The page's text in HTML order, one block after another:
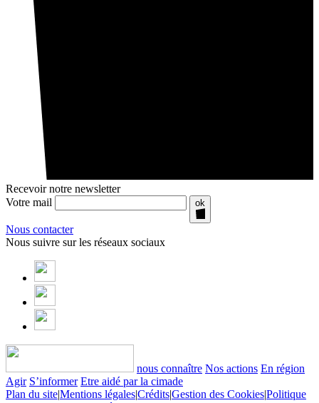
Recevoir notre newsletter
Votre mail
ok
Nous contacter
Nous suivre sur les réseaux sociaux
nous connaître Nos actions En région
Agir S’informer Etre aidé par la cimade
Plan du site|Mentions légales|Crédits|Gestion des Cookies|Politique